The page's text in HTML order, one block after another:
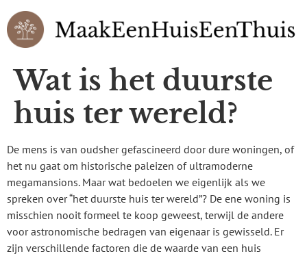
Wat is het duurste
huis ter wereld?
De mens is van oudsher gefascineerd door dure woningen, of
het nu gaat om historische paleizen of ultramoderne
megamansions. Maar wat bedoelen we eigenlijk als we
spreken over “het duurste huis ter wereld”? De ene woning is
misschien nooit formeel te koop geweest, terwijl de andere
voor astronomische bedragen van eigenaar is gewisseld. Er
zijn verschillende factoren die de waarde van een huis